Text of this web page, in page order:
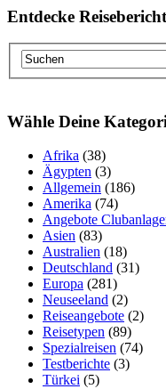
Entdecke
Wähle Deine
Afrika (38)
Ägypten (3)
Allgemein (186)
Amerika (74)
Angebote
Asien (83)
Australien (18)
Deutschland (31)
Europa (281)
Neuseeland (2)
Reiseangebote (2)
Reisetypen (89)
Spezialreisen (74)
Testberichte (3)
Türkei (5)